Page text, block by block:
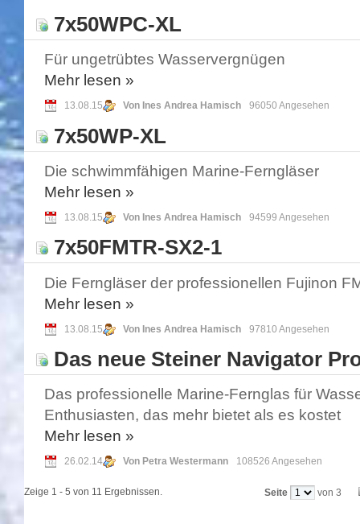
7x50WPC-XL
Für ungetrübtes Wasservergnügen
Mehr lesen »
13.08.15 Von Ines Andrea Hamisch 96050 Angesehen
7x50WP-XL
Die schwimmfähigen Marine-Ferngläser
Mehr lesen »
13.08.15 Von Ines Andrea Hamisch 94599 Angesehen
7x50FMTR-SX2-1
Die Ferngläser der professionellen Fujinon
Mehr lesen »
13.08.15 Von Ines Andrea Hamisch 97810 Angesehen
Das neue Steiner Navigator
Das professionelle Marine-Fernglas für
Enthusiasten, das mehr bietet als es kostet
Mehr lesen »
26.02.14 Von Petra Westermann 108526 Angesehen
Zeige 1 - 5 von 11 Ergebnissen. Seite von 3